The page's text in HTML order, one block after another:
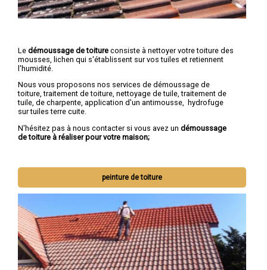
Le démoussage de toiture consiste à nettoyer votre toiture des
mousses, lichen qui s'établissent sur vos tuiles et retiennent
l'humidité.
Nous vous proposons nos services de démoussage de
toiture, traitement de toiture, nettoyage de tuile, traitement de
tuile, de charpente, application d'un antimousse, hydrofuge
sur tuiles terre cuite.
N'hésitez pas à nous contacter si vous avez un démoussage
de toiture à réaliser pour votre maison;
peinture de toiture